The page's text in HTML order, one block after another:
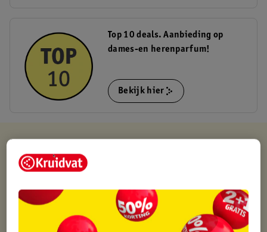
Top 10 deals. Aanbieding op
dames-en herenparfum!
Bekijk hier
Gratis ophalen in de winkel
Gratis thuisbezorgd vanaf 50.00
Gratis retourneren binnen 30 dagen
Gratis punten met je Kruidvat kaart